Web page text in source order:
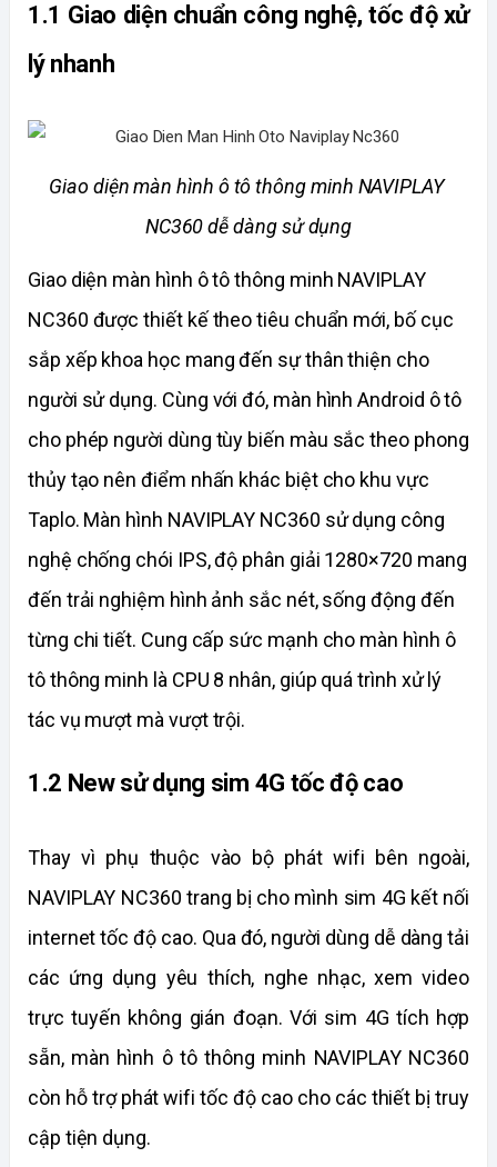
1.1 Giao diện chuẩn công nghệ, tốc độ xử
lý nhanh
Giao diện màn hình ô tô thông minh NAVIPLAY
NC360 dễ dàng sử dụng
Giao diện màn hình ô tô thông minh NAVIPLAY
NC360 được thiết kế theo tiêu chuẩn mới, bố cục
sắp xếp khoa học mang đến sự thân thiện cho
người sử dụng. Cùng với đó, màn hình Android ô tô
cho phép người dùng tùy biến màu sắc theo phong
thủy tạo nên điểm nhấn khác biệt cho khu vực
Taplo. Màn hình NAVIPLAY NC360 sử dụng công
nghệ chống chói IPS, độ phân giải 1280×720 mang
đến trải nghiệm hình ảnh sắc nét, sống động đến
từng chi tiết. Cung cấp sức mạnh cho màn hình ô
tô thông minh là CPU 8 nhân, giúp quá trình xử lý
tác vụ mượt mà vượt trội.
1.2 New sử dụng sim 4G tốc độ cao
Thay vì phụ thuộc vào bộ phát wifi bên ngoài,
NAVIPLAY NC360 trang bị cho mình sim 4G kết nối
internet tốc độ cao. Qua đó, người dùng dễ dàng tải
các ứng dụng yêu thích, nghe nhạc, xem video
trực tuyến không gián đoạn. Với sim 4G tích hợp
sẵn, màn hình ô tô thông minh NAVIPLAY NC360
còn hỗ trợ phát wifi tốc độ cao cho các thiết bị truy
cập tiện dụng.